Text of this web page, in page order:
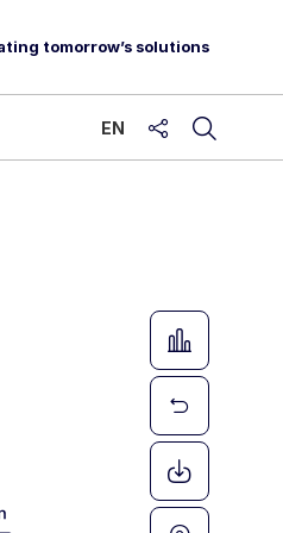
tomorrow’s solutions
EN